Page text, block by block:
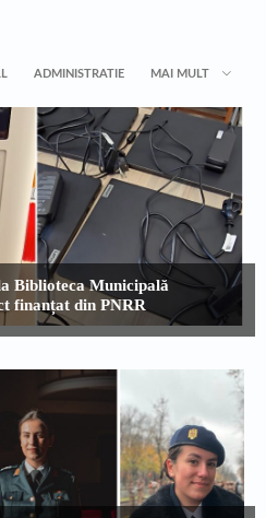
ADMINISTRATIE MAI MULT
Biblioteca Municipală
finanțat din PNRR